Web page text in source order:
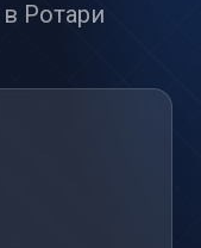
Ротари